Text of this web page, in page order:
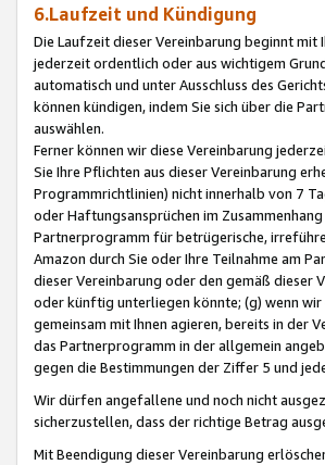
6.Laufzeit und Kündigung
Die Laufzeit dieser Vereinbarung beginnt mit
jederzeit ordentlich oder aus wichtigem
automatisch und unter Ausschluss des
können kündigen, indem Sie sich über die
auswählen.
Ferner können wir diese Vereinbarung
Sie Ihre Pflichten aus dieser Vereinbarung
Programmrichtlinien) nicht innerhalb von 7
oder Haftungsansprüchen im
Partnerprogramm für betrügerische,
Amazon durch Sie oder Ihre Teilnahme am
dieser Vereinbarung oder den gemäß
oder künftig unterliegen könnte; (g) wenn wir
gemeinsam mit Ihnen agieren, bereits in der
das Partnerprogramm in der allgemein
gegen die Bestimmungen der Ziffer 5 und
Wir dürfen angefallene und noch nicht
sicherzustellen, dass der richtige Betrag
Mit Beendigung dieser Vereinbarung